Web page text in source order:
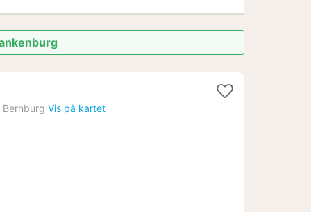
Bernburg Vis på kartet